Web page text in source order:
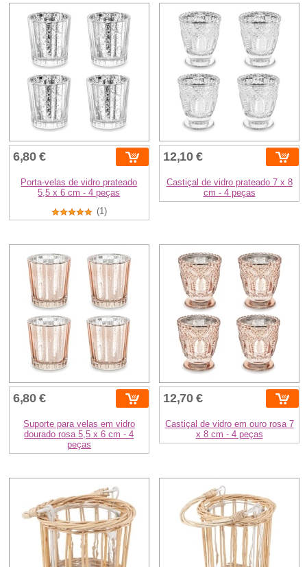
6,80 €
Porta-velas de vidro prateado
5,5 x 6 cm - 4 peças
(1)
12,10 €
Castiçal de vidro prateado 7 x 8
cm - 4 peças
6,80 €
Suporte para velas em vidro
dourado rosa 5,5 x 6 cm - 4
peças
12,70 €
Castiçal de vidro em ouro rosa 7
x 8 cm - 4 peças